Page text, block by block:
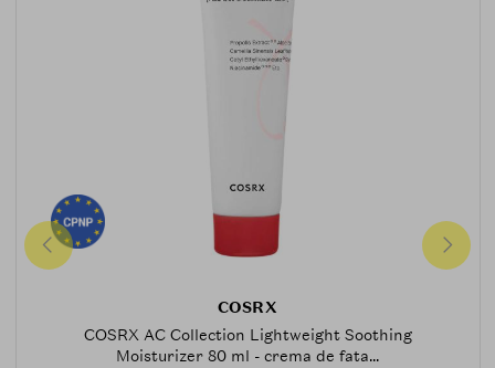
COSRX
COSRX AC Collection Lightweight Soothing
Moisturizer 80 ml - crema de fata...